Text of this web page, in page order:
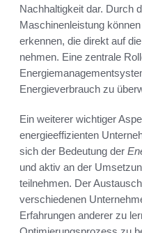
Nachhaltigkeit dar. Durch
Maschinenleistung
erkennen, die direkt auf
nehmen. Eine zentrale
Energieverbrauch zu
Ein weiterer wichtiger
energieeffizienten
sich der Bedeutung der
und aktiv an der
teilnehmen. Der
verschiedenen
Erfahrungen anderer zu